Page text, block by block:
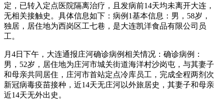
定，已转入定点医院隔离治疗，且发病前14天均未离开大连，
无相关接触史。具体信息如下：病例1基本信息：男，58岁，
独居，居住地为西岗区工七巷，是大连凯洋食品有限公司员
工。
月4日下午，大连通报庄河确诊病例相关情况：确诊病例：
男，52岁，居住地为庄河市城关街道海洋村沙岗屯，与其妻子
和母亲共同居住，庄河市首站定点冷库员工，完成全程两剂次
新冠病毒疫苗接种，近14天无庄河以外旅居史，其妻子和母亲
近14天无外出史。